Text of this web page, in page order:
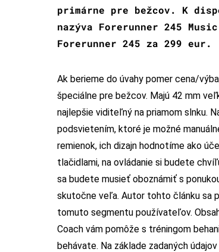
primárne pre bežcov. K
nazýva Forerunner 245
Forerunner 245 za 299 eur.
Ak berieme do úvahy pomer cena/
špeciálne pre bežcov. Majú 42 mm
najlepšie viditeľný na priamom slnku.
podsvietením, ktoré je možné
remienok, ich dizajn hodnotíme ako
tlačidlami, na ovládanie si budete
sa budete musieť oboznámiť s
skutočne veľa. Autor tohto článku sa
tomuto segmentu používateľov.
Coach vám pomôže s tréningom
behávate. Na základe zadaných